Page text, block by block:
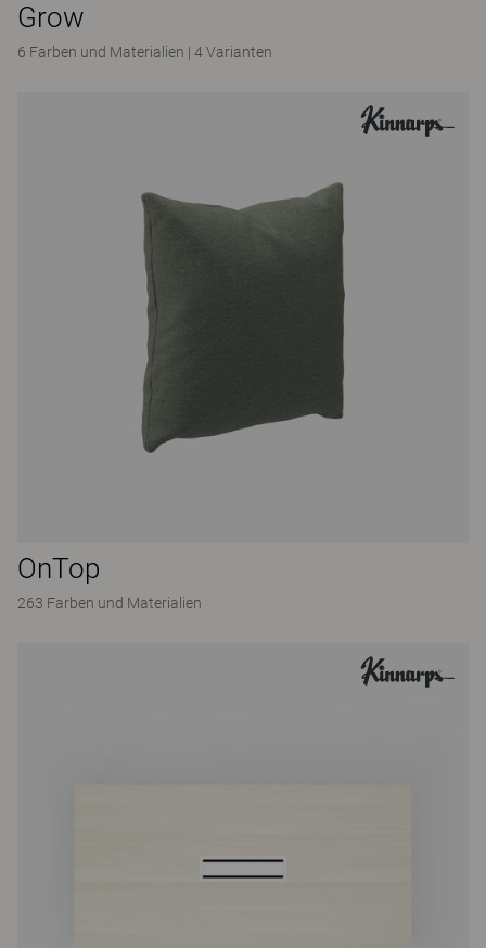
Grow
6 Farben und Materialien | 4 Varianten
OnTop
263 Farben und Materialien